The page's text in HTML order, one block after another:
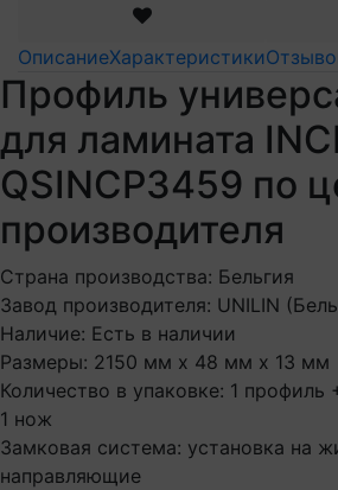
ОписаниеХарактеристики
Профиль
для ламината
QSINCP3459 по
производителя
Страна производства: Бельгия
Завод производителя: UNILIN
Наличие: Есть в наличии
Размеры: 2150 мм х 48 мм х 13 мм
Количество в упаковке: 1
1 нож
Замковая система: установка на
направляющие